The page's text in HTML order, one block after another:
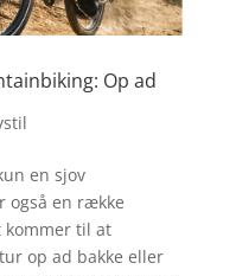
Op ad
en sjov
også en række
til at
op ad bakke eller